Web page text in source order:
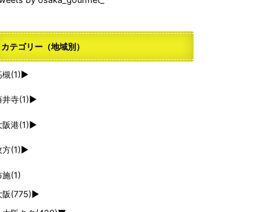
カテゴリー（地域別）
槻(1)►
井寺(1)►
阪港(1)►
方(1) ►
施(1)
阪(775)►